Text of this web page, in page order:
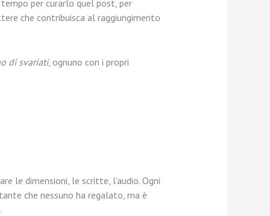
per curarlo quel post, per
che contribuisca al raggiungimento
di svariati, ognuno con i propri
le dimensioni, le scritte, l’audio. Ogni
che nessuno ha regalato, ma è